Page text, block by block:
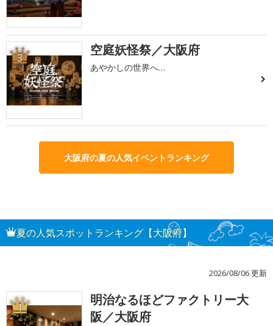
3 空庭妖怪祭／大阪府
あやかしの世界へ…
大阪府の夏の人気イベントランキング
夏の人気スポットランキング【大阪府】
2026/08/06 更新
1
明治なるほどファクトリー大
阪／大阪府